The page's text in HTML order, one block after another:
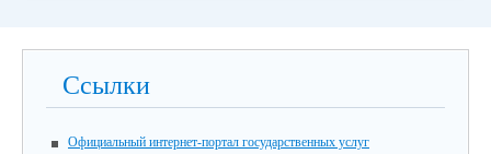
Ссылки
Официальный интернет-портал государственных услуг